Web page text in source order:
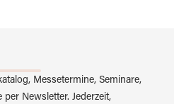
Messetermine, Seminare,
Newsletter. Jederzeit,